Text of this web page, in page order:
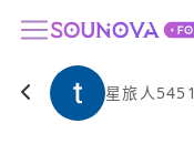
星旅人5451